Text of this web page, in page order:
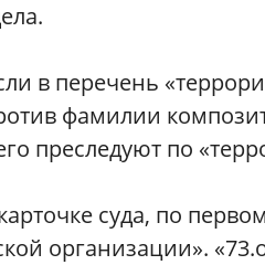
в перечень
фамилии
преследуют по
суда, по
организации».